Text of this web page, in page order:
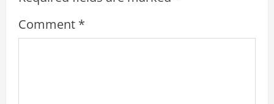
R
e
Comment *